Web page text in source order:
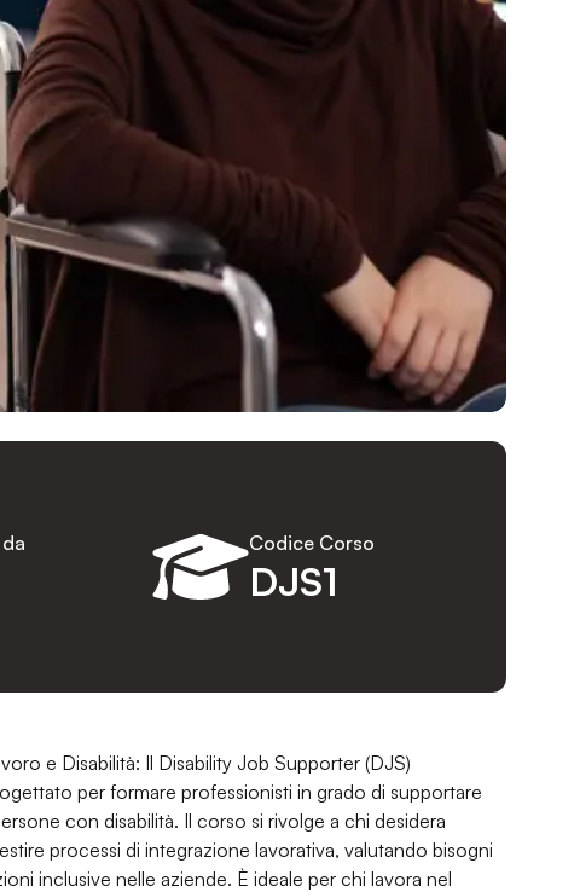
DJS1
Codice Corso
e Disabilità: Il Disability Job Supporter (DJS)
per formare professionisti in grado di supportare
con disabilità. Il corso si rivolge a chi desidera
processi di integrazione lavorativa, valutando bisogni
inclusive nelle aziende. È ideale per chi lavora nel